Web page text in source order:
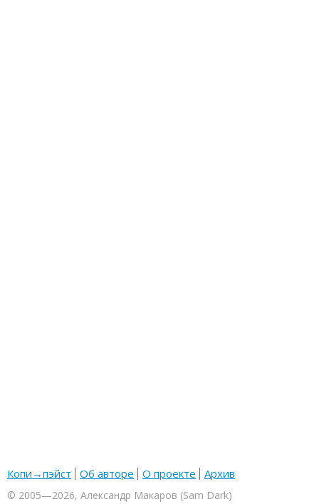
Копи→пэйст Об авторе О проекте Архив
© 2005—2026, Александр Макаров (Sam Dark)